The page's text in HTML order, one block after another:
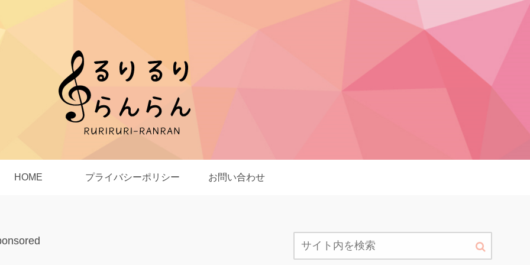
HOME プライバシーポリシー お問い合わせ